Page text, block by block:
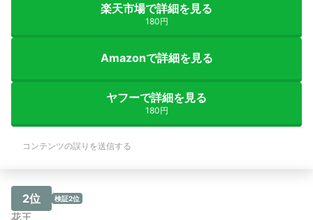
楽天市場で詳細を見る
180円
Amazonで詳細を見る
ヤフーで詳細を見る
180円
コンテンツの誤りを送信する
2位 検証2位
花王